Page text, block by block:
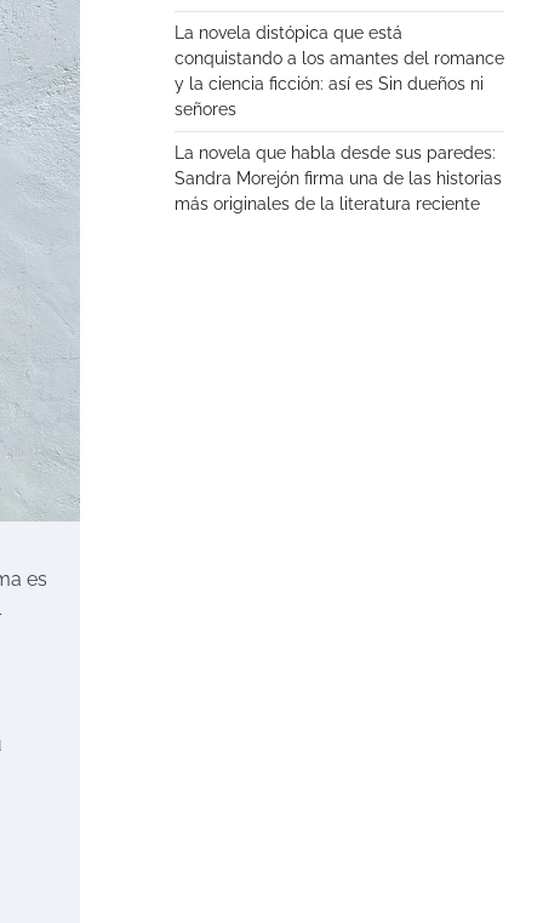
es
La novela distópica que está
conquistando a los amantes del romance
y la ciencia ficción: así es Sin dueños ni
señores
La novela que habla desde sus paredes:
Sandra Morejón firma una de las historias
más originales de la literatura reciente